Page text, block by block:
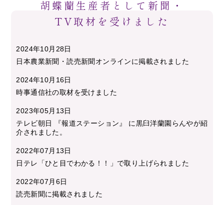
胡蝶蘭生産者として新聞・
TV取材を受けました
2024年10月28日
日本農業新聞・読売新聞オンラインに掲載されました
2024年10月16日
時事通信社の取材を受けました
2023年05月13日
テレビ朝日 『報道ステーション』 に黒臼洋蘭園らんやが紹
介されました。
2022年07月13日
日テレ「ひと目でわかる！！」で取り上げられました
2022年07月6日
読売新聞に掲載されました